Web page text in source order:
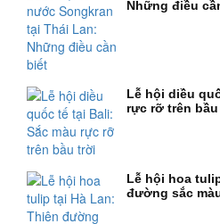
Những điều
Lễ hội diều
rực rỡ trên
Lễ hội hoa
đường sắc